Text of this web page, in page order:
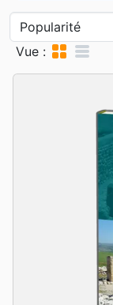
Vue : grid_view table_rows